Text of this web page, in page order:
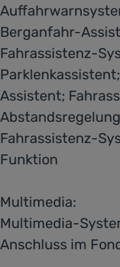
Berganfahr-
Fahrassistenz-
Assistent;
Fahrassistenz-
Funktion
Multimedia:
Multimedia-
Anschluss im